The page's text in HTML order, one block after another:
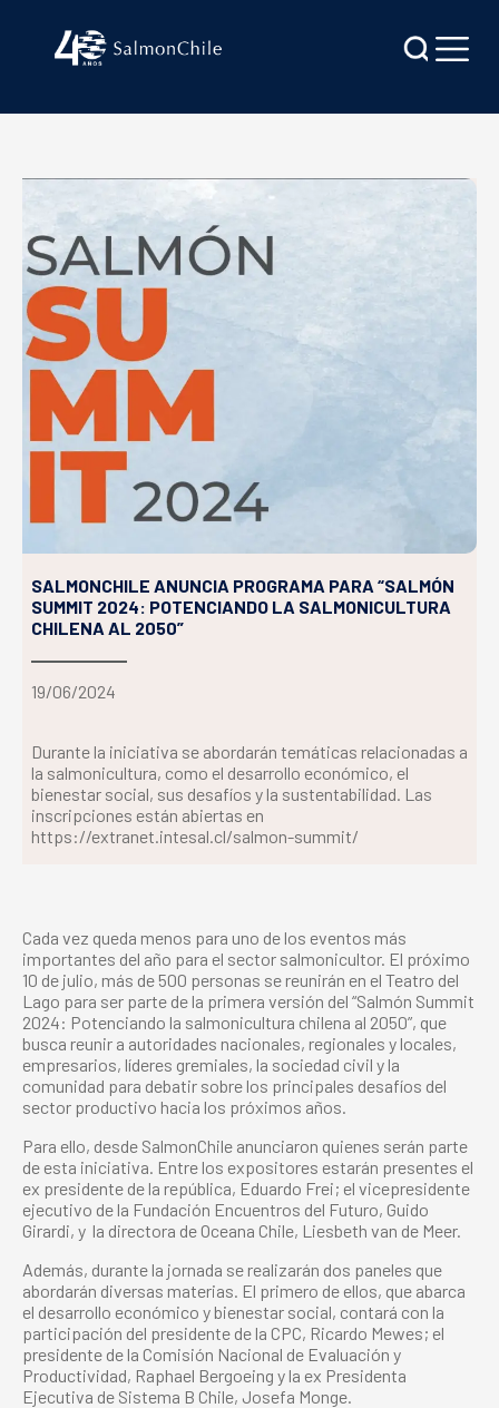
SALMONCHILE ANUNCIA PROGRAMA PARA “SALMÓN
SUMMIT 2024: POTENCIANDO LA SALMONICULTURA
CHILENA AL 2050”
19/06/2024
Durante la iniciativa se abordarán temáticas relacionadas a
la salmonicultura, como el desarrollo económico, el
bienestar social, sus desafíos y la sustentabilidad. Las
inscripciones están abiertas en
https://extranet.intesal.cl/salmon-summit/
Cada vez queda menos para uno de los eventos más
importantes del año para el sector salmonicultor. El próximo
10 de julio, más de 500 personas se reunirán en el Teatro del
Lago para ser parte de la primera versión del “Salmón Summit
2024: Potenciando la salmonicultura chilena al 2050”, que
busca reunir a autoridades nacionales, regionales y locales,
empresarios, líderes gremiales, la sociedad civil y la
comunidad para debatir sobre los principales desafíos del
sector productivo hacia los próximos años.
Para ello, desde SalmonChile anunciaron quienes serán parte
de esta iniciativa. Entre los expositores estarán presentes el
ex presidente de la república, Eduardo Frei; el vicepresidente
ejecutivo de la Fundación Encuentros del Futuro, Guido
Girardi, y la directora de Oceana Chile, Liesbeth van de Meer.
Además, durante la jornada se realizarán dos paneles que
abordarán diversas materias. El primero de ellos, que abarca
el desarrollo económico y bienestar social, contará con la
participación del presidente de la CPC, Ricardo Mewes; el
presidente de la Comisión Nacional de Evaluación y
Productividad, Raphael Bergoeing y la ex Presidenta
Ejecutiva de Sistema B Chile, Josefa Monge.